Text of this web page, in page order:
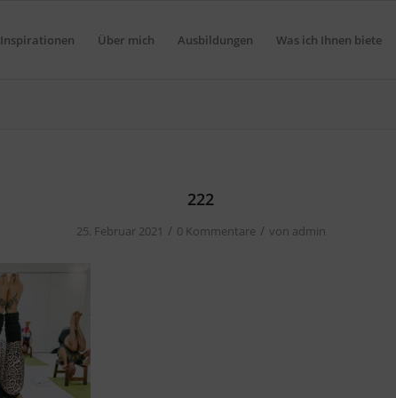
Inspirationen Über mich Ausbildungen Was ich Ihnen biete
222
25. Februar 2021 / 0 Kommentare / von admin